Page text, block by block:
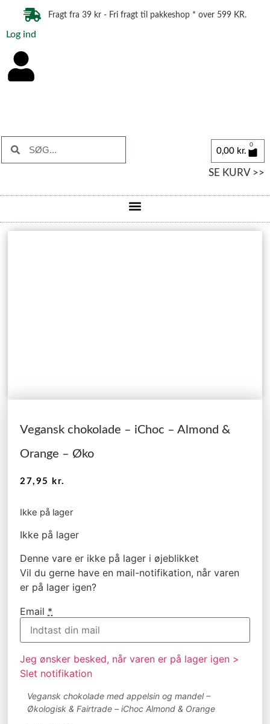
Fragt fra 39 kr - Fri fragt til pakkeshop * over 599 KR.
Log ind
0,00 kr.
0
SE KURV >>
Vegansk chokolade – iChoc – Almond &
Orange – Øko
27,95 kr.
Ikke på lager
Ikke på lager
Denne vare er ikke på lager i øjeblikket
Vil du gerne have en mail-notifikation, når varen
er på lager igen?
Email *
Jeg ønsker besked, når varen er på lager igen >
Slet notifikation
Vegansk chokolade med appelsin og mandel –
Økologisk & Fairtrade – iChoc Almond & Orange